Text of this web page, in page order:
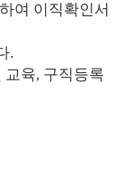
여 이직확인서
.
교육, 구직등록